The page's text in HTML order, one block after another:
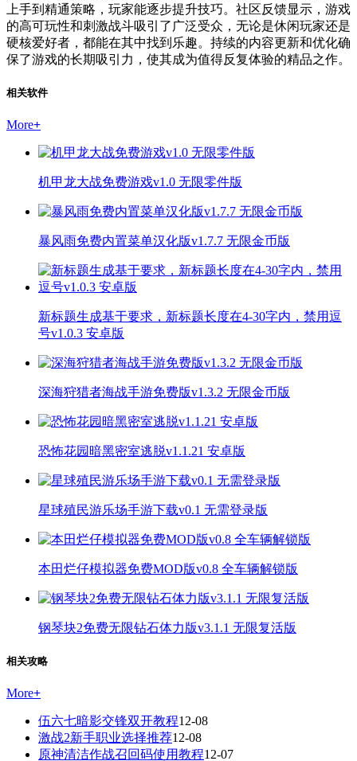
上手到精通策略，玩家能逐步提升技巧。社区反馈显示，游戏
的高可玩性和刺激战斗吸引了广泛受众，无论是休闲玩家还是
硬核爱好者，都能在其中找到乐趣。持续的内容更新和优化确
保了游戏的长期吸引力，使其成为值得反复体验的精品之作。
相关软件
More+
机甲龙大战免费游戏v1.0 无限零件版
暴风雨免费内置菜单汉化版v1.7.7 无限金币版
新标题生成基于要求，新标题长度在4-30字内，禁用逗
号v1.0.3 安卓版
深海狩猎者海战手游免费版v1.3.2 无限金币版
恐怖花园暗黑密室逃脱v1.1.21 安卓版
星球殖民游乐场手游下载v0.1 无需登录版
本田烂仔模拟器免费MOD版v0.8 全车辆解锁版
钢琴块2免费无限钻石体力版v3.1.1 无限复活版
相关攻略
More+
伍六七暗影交锋双开教程12-08
激战2新手职业选择推荐12-08
原神清洁作战召回码使用教程12-07